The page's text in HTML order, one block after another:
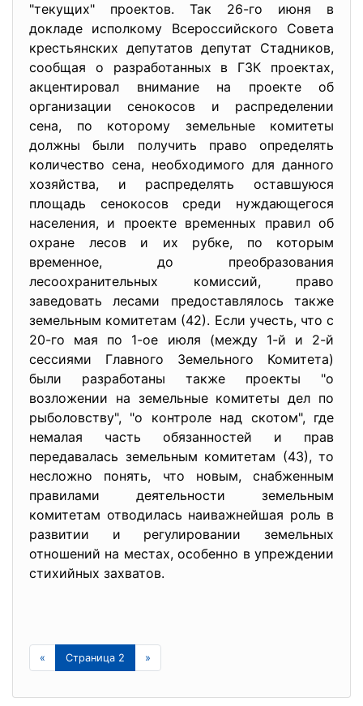
"текущих" проектов. Так 26-го июня в
докладе исполкому Всероссийского Совета
крестьянских депутатов депутат Стадников,
сообщая о разработанных в ГЗК проектах,
акцентировал внимание на проекте об
организации сенокосов и распределении
сена, по которому земельные комитеты
должны были получить право определять
количество сена, необходимого для данного
хозяйства, и распределять оставшуюся
площадь сенокосов среди нуждающегося
населения, и проекте временных правил об
охране лесов и их рубке, по которым
временное, до преобразования
лесоохранительных комиссий, право
заведовать лесами предоставлялось также
земельным комитетам (42). Если учесть, что с
20-го мая по 1-ое июля (между 1-й и 2-й
сессиями Главного Земельного Комитета)
были разработаны также проекты "о
возложении на земельные комитеты дел по
рыболовству", "о контроле над скотом", где
немалая часть обязанностей и прав
передавалась земельным комитетам (43), то
несложно понять, что новым, снабженным
правилами деятельности земельным
комитетам отводилась наиважнейшая роль в
развитии и регулировании земельных
отношений на местах, особенно в упреждении
стихийных захватов.
« Страница 2 »